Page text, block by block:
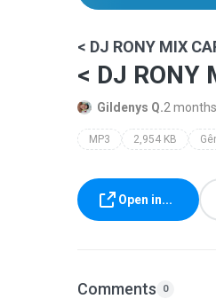
< DJ RONY MIX
< DJ RONY
Gildenys Q.2
MP3 2,954 KB
Open in...
Comments 0